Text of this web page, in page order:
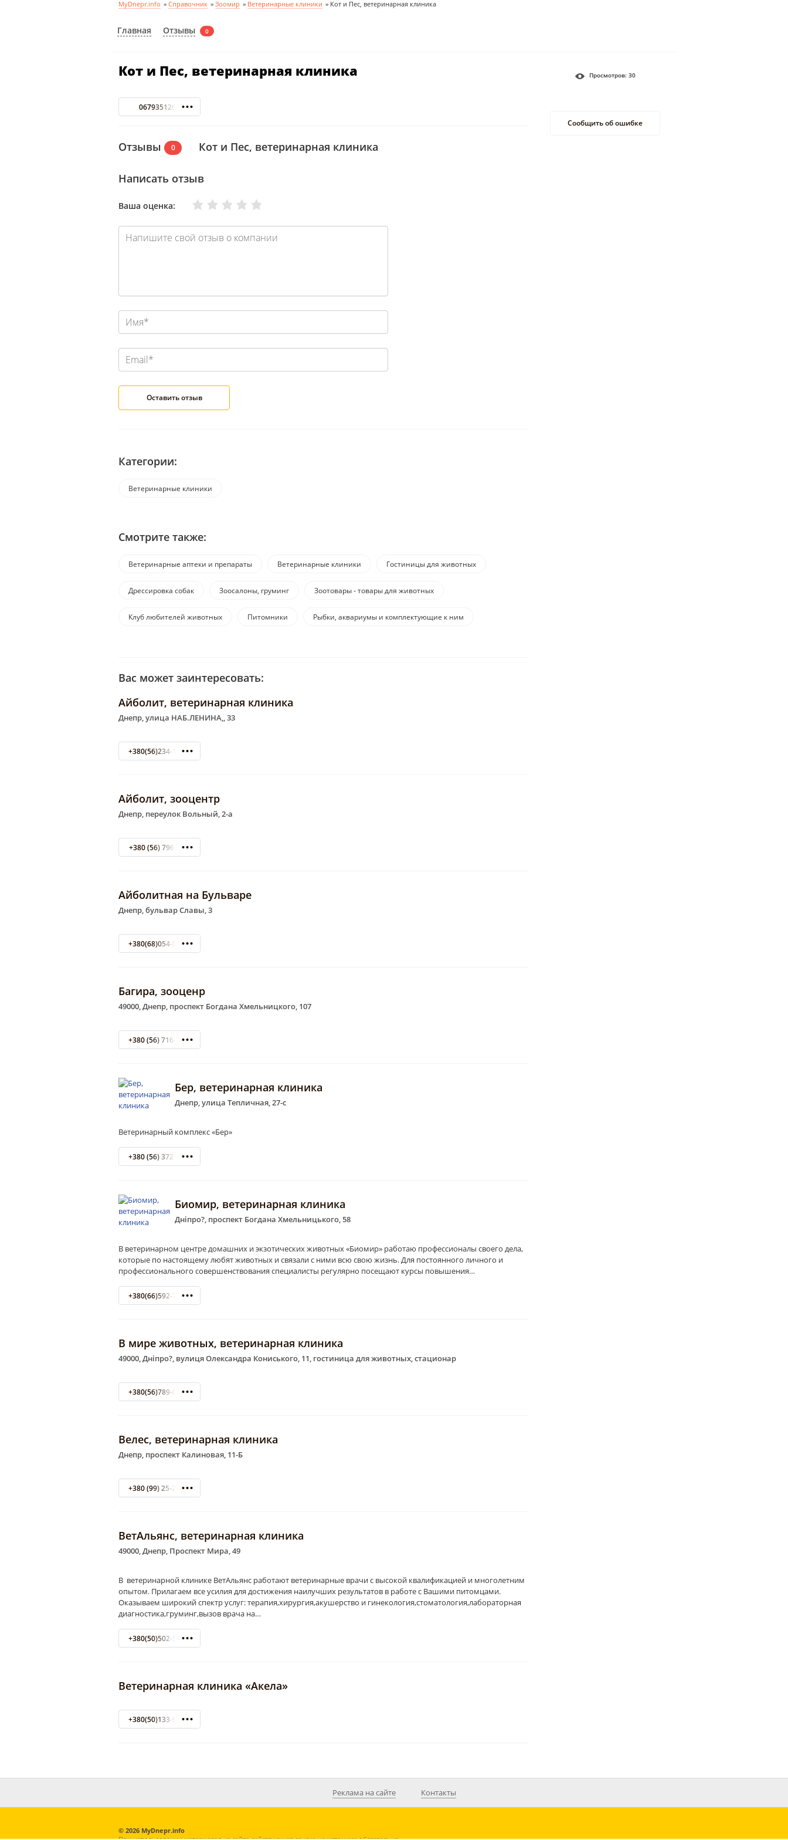
MyDnepr.info » Справочник » Зоомир » Ветеринарные клиники » Кот и Пес, ветеринарная клиника
Главная Отзывы 0
Кот и Пес, ветеринарная клиника
0679351265
Отзывы 0 Кот и Пес, ветеринарная клиника
Написать отзыв
Ваша оценка: Отлично
Хорошо
Нормально
Плохо
Очень плохо
Категории:
Ветеринарные клиники
Смотрите также:
Ветеринарные аптеки и препараты Ветеринарные клиники Гостиницы для животных
Дрессировка собак Зоосалоны, груминг Зоотовары - товары для животных
Клуб любителей животных Питомники Рыбки, аквариумы и комплектующие к ним
Вас может заинтересовать:
Айболит, ветеринарная клиника
Днепр, улица НАБ.ЛЕНИНА,, 33
+380(56)234-14-20
Айболит, зооцентр
Днепр, переулок Вольный, 2-а
+380 (56) 7963571
Айболитная на Бульваре
Днепр, бульвар Славы, 3
+380(68)054-94-32
Багира, зооценр
49000, Днепр, проспект Богдана Хмельницкого, 107
+380 (56) 716-70-07
Бер, ветеринарная клиника
Днепр, улица Тепличная, 27-с
Ветеринарный комплекс «Бер»
+380 (56) 372-98-48
Биомир, ветеринарная клиника
Дніпро?, проспект Богдана Хмельницького, 58
В ветеринарном центре домашних и экзотических животных «Биомир» работаю профессионалы своего дела,
которые по настоящему любят животных и связали с ними всю свою жизнь. Для постоянного личного и
профессионального совершенствования специалисты регулярно посещают курсы повышения…
+380(66)592-79-02
В мире животных, ветеринарная клиника
49000, Дніпро?, вулиця Олександра Кониського, 11, гостиница для животных, стационар
+380(56)789-07-24
Велес, ветеринарная клиника
Днепр, проспект Калиновая, 11-Б
+380 (99) 25-22-558
ВетАльянс, ветеринарная клиника
49000, Днепр, Проспект Мира, 49
В ветеринарной клинике ВетАльянс работают ветеринарные врачи с высокой квалификацией и многолетним
опытом. Прилагаем все усилия для достижения наилучших результатов в работе с Вашими питомцами.
Оказываем широкий спектр услуг: терапия,хирургия,акушерство и гинекология,стоматология,лабораторная
диагностика,груминг,вызов врача на…
+380(50)502-52-98
Ветеринарная клиника «Акела»
+380(50)133-91-11
Просмотров: 30
Сообщить об ошибке
Реклама на сайте Контакты
© 2026 MyDnepr.info